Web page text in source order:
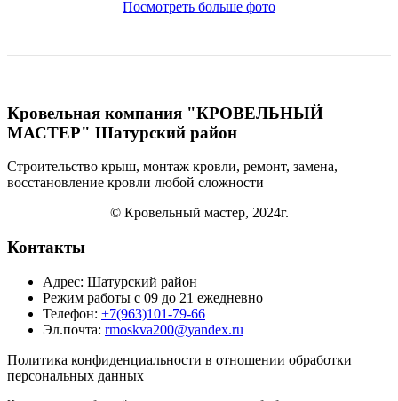
Посмотреть больше фото
Кровельная компания "КРОВЕЛЬНЫЙ
МАСТЕР" Шатурский район
Строительство крыш, монтаж кровли, ремонт, замена,
восстановление кровли любой сложности
© Кровельный мастер, 2024г.
Контакты
Адрес: Шатурский район
Режим работы с 09 до 21 ежедневно
Телефон: +7(963)101-79-66
Эл.почта: rmoskva200@yandex.ru
Политика конфиденциальности в отношении обработки
персональных данных